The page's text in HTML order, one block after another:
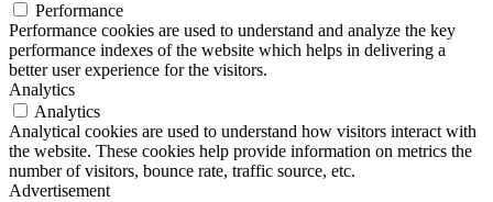
Performance
Performance cookies are used to understand and analyze the key
performance indexes of the website which helps in delivering a
better user experience for the visitors.
Analytics
Analytics
Analytical cookies are used to understand how visitors interact with
the website. These cookies help provide information on metrics the
number of visitors, bounce rate, traffic source, etc.
Advertisement